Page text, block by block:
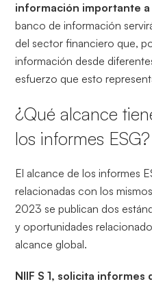
información importante
banco de información
del sector financiero que,
información desde
esfuerzo que esto
¿Qué alcance
los informes ESG?
El alcance de los informes
relacionadas con los
2023 se publican dos
y oportunidades
alcance global.
NIIF S 1, solicita